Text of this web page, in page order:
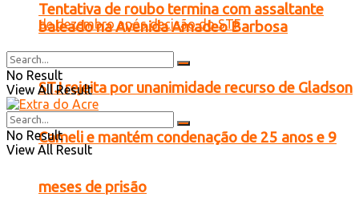
STJ rejeita por unanimidade recurso de Gladson
Cameli e mantém condenação de 25 anos e 9
meses de prisão
Tentativa de roubo termina com assaltante
baleado na Avenida Amadeo Barbosa
No Result
View All Result
No Result
View All Result